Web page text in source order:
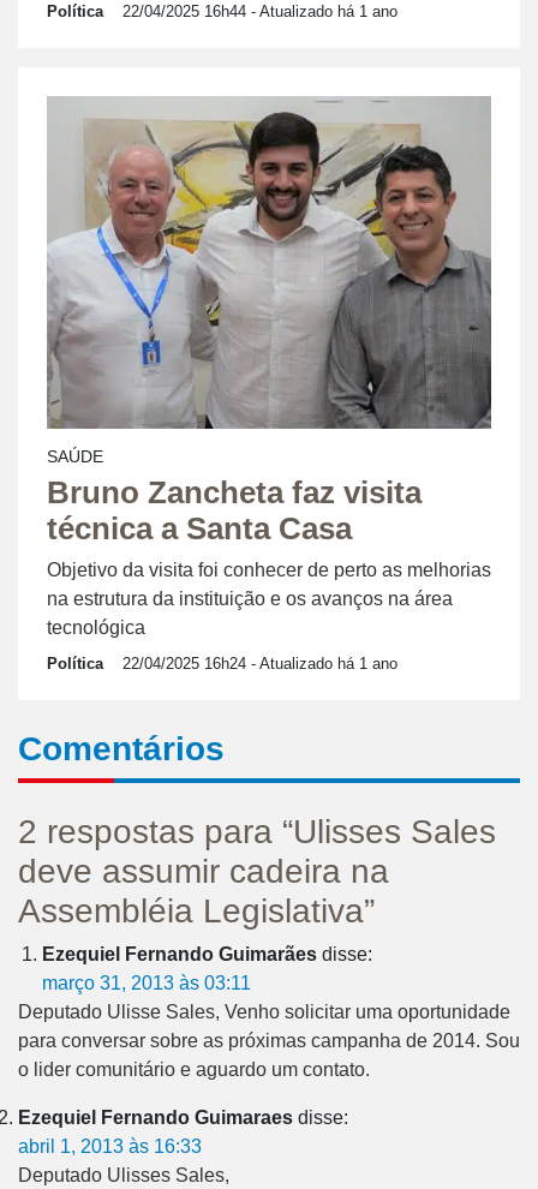
Política 22/04/2025 16h44 - Atualizado há 1 ano
SAÚDE
Bruno Zancheta faz visita
técnica a Santa Casa
Objetivo da visita foi conhecer de perto as melhorias
na estrutura da instituição e os avanços na área
tecnológica
Política 22/04/2025 16h24 - Atualizado há 1 ano
Comentários
2 respostas para “Ulisses Sales
deve assumir cadeira na
Assembléia Legislativa”
Ezequiel Fernando Guimarães disse:
março 31, 2013 às 03:11
Deputado Ulisse Sales, Venho solicitar uma oportunidade
para conversar sobre as próximas campanha de 2014. Sou
o lider comunitário e aguardo um contato.
Ezequiel Fernando Guimaraes disse:
abril 1, 2013 às 16:33
Deputado Ulisses Sales,